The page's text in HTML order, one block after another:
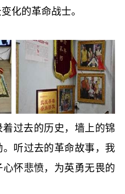
化的革命战士。
过去的历史，墙上的锦
听过去的革命故事，我
怀悲愤，为英勇无畏的